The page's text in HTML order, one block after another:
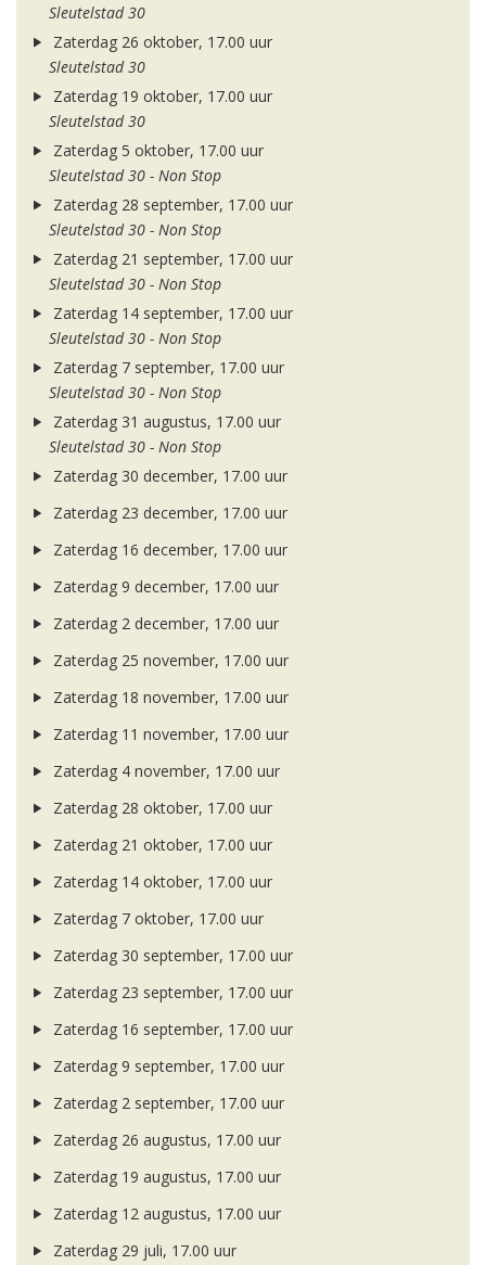
Sleutelstad 30
Zaterdag 26 oktober, 17.00 uur
Sleutelstad 30
Zaterdag 19 oktober, 17.00 uur
Sleutelstad 30
Zaterdag 5 oktober, 17.00 uur
Sleutelstad 30 - Non Stop
Zaterdag 28 september, 17.00 uur
Sleutelstad 30 - Non Stop
Zaterdag 21 september, 17.00 uur
Sleutelstad 30 - Non Stop
Zaterdag 14 september, 17.00 uur
Sleutelstad 30 - Non Stop
Zaterdag 7 september, 17.00 uur
Sleutelstad 30 - Non Stop
Zaterdag 31 augustus, 17.00 uur
Sleutelstad 30 - Non Stop
Zaterdag 30 december, 17.00 uur
Zaterdag 23 december, 17.00 uur
Zaterdag 16 december, 17.00 uur
Zaterdag 9 december, 17.00 uur
Zaterdag 2 december, 17.00 uur
Zaterdag 25 november, 17.00 uur
Zaterdag 18 november, 17.00 uur
Zaterdag 11 november, 17.00 uur
Zaterdag 4 november, 17.00 uur
Zaterdag 28 oktober, 17.00 uur
Zaterdag 21 oktober, 17.00 uur
Zaterdag 14 oktober, 17.00 uur
Zaterdag 7 oktober, 17.00 uur
Zaterdag 30 september, 17.00 uur
Zaterdag 23 september, 17.00 uur
Zaterdag 16 september, 17.00 uur
Zaterdag 9 september, 17.00 uur
Zaterdag 2 september, 17.00 uur
Zaterdag 26 augustus, 17.00 uur
Zaterdag 19 augustus, 17.00 uur
Zaterdag 12 augustus, 17.00 uur
Zaterdag 29 juli, 17.00 uur